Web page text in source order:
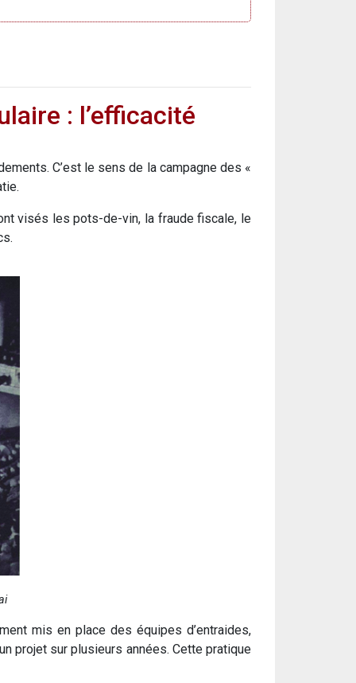
: l’efficacité
C’est le sens de la campagne des «
visés les pots-de-vin, la fraude fiscale, le
mis en place des équipes d’entraides,
projet sur plusieurs années. Cette pratique